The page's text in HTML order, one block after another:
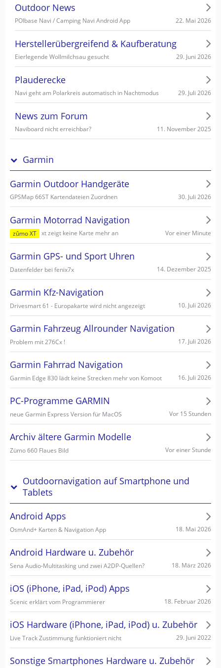
Outdoor News
POIbase Navi / Camping Navi Android App 22. Mai 2026
Herstellerübergreifend & Kaufberatung
Eierlegende Wollmilchsau gesucht 29. Juni 2026
Plauderecke
Navi geht am Polarkreis automatisch in Nachtmodus 29. Juli 2026
News zum Forum
Naviboard nicht erreichbar? 11. November 2025
Garmin
Garmin Outdoor Handgeräte
GPSMap 66ST Kartendateien Zuordnen 30. Juli 2026
Garmin Motorrad Navigation
zûmo XT xt zeigt keine Karte mehr an Vor einer Minute
Garmin GPS- und Sport Uhren
Datenfelder bei fenix7x 14. Dezember 2025
Garmin Kfz-Navigation
Drivesmart 61 - Europakarte wird nicht angezeigt 10. Juli 2026
Garmin Fahrzeug Allrounder Navigation
Problem mit 276Cx ! 17. Juli 2026
Garmin Fahrrad Navigation
Garmin Edge 830 lädt keine Strecken mehr von Komoot 16. Juli 2026
PC-Programme GARMIN
neue Garmin Express Version für MacOS Vor 15 Stunden
Archiv ältere Garmin Modelle
Zümo 660 Flaues Bild Vor einer Stunde
Outdoornavigation auf Smartphone und
Tablets
Android Apps
OsmAnd+ Karten & Navigation App 18. Mai 2026
Android Hardware u. Zubehör
Sena Audio-Multitasking und zwei A2DP-Quellen? 18. März 2026
iOS (iPhone, iPad, iPod) Apps
Scenic erklärt vom Programmierer 18. Februar 2026
iOS Hardware (iPhone, iPad, iPod) u. Zubehör
Live Track Zustimmung funktioniert nicht 29. Juni 2022
Sonstige Smartphones Hardware u. Zubehör